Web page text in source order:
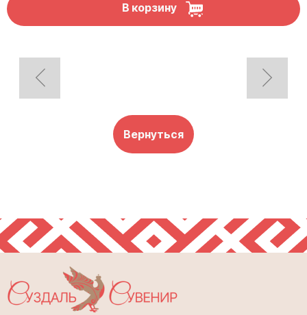
В корзину
Вернуться